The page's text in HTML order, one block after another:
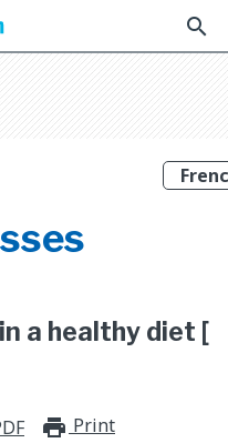
search
a healthy diet [
Print